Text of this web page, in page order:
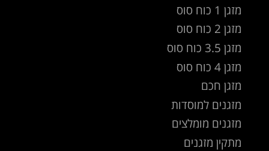
מזגן 1 כוח סוס
מזגן 2 כוח סוס
מזגן 3.5 כוח סוס
מזגן 4 כוח סוס
מזגן חכם
מזגנים למוסדות
מזגנים מומלצים
מתקין מזגנים